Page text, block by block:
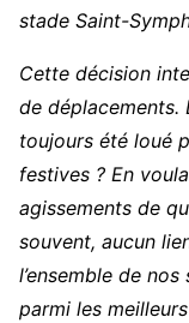
stade Saint-
Cette décision
de
toujours été loué
festives ? En
agissements de
souvent, aucun
l’ensemble de
parmi les